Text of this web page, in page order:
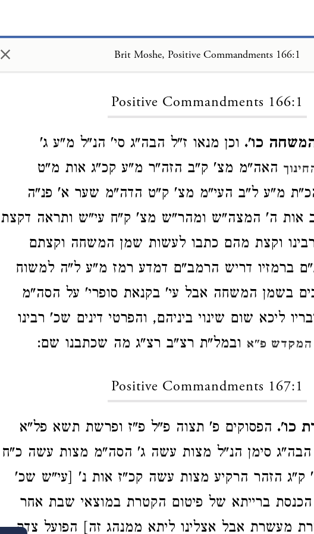
× Brit Moshe, Positive Commandments 166:1
Positive Commandments 166:1
כו'. וכן מנאו ז"ל הבה"ג סי' הנ"ל מ"ע ג'
האה"מ מצ' ק"ב הזה"ר מ"ע קכ"ג אות מ"ט
מ"ע ל"ב העי"מ מצ' ק"ט הדה"מ שער א' פנ"ה
אות ה' המצה"ש ומהר"ש מצ' ק"ח עי"ש ותראה דקצת
וקצת מהם כתבו לעשות שמן המשחה וקצתם
ברמזיו דריש הרמב"ם דמדע רמז מ"ע ל"ה למשוח
בשמן המשחה אבל עי' בקנאת סופרי' על הסה"מ
ליכא שום שינוי ביניהם, והפרטי דינים שכ' רבינו
המקדש פ"א ובמל"ת רצ"ב רצ"ג מה שכתבנו שם:
Positive Commandments 167:1
כו'. הפסוקים פ' תצוה פ"ל פ"ז ופרשת תשא פל"א
הבה"ג סימן הנ"ל מצות עשה ג' הסה"מ מצות עשה כ"ח
הזהר הרקיע מצות עשה קכ"ז אות נ' [עי"ש שכ'
הכנסת ברייתא של פיטום הקטרת במוצאי שבת אחר
מעשרת אבל אצלינו ליתא ממנהג זה] הפועל צדק